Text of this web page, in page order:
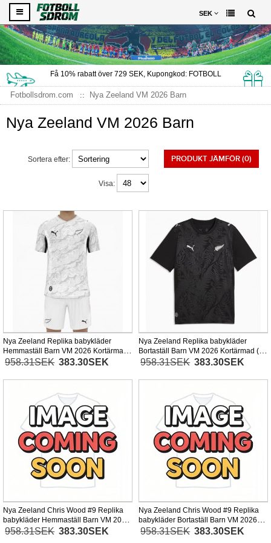
SEK
Få 10%rabatt över 729SEK, Kupongkod: FOTBOLL
Fotbollsdrom.com Nya Zeeland VM 2026 Barn
Nya Zeeland VM 2026 Barn
PRODUKT JÄMFÖR (0)
Sortera efter:
Visa:
Nya Zeeland Replika babykläder
Hemmaställ Barn VM 2026 Kortärmad
(+ korta byxor)
958.31SEK 383.30SEK
Nya Zeeland Replika babykläder
Bortaställ Barn VM 2026 Kortärmad (+
korta byxor)
958.31SEK 383.30SEK
Nya Zeeland Chris Wood #9 Replika
babykläder Hemmaställ Barn VM 2026
Kortärmad (+ korta byxor)
958.31SEK 383.30SEK
Nya Zeeland Chris Wood #9 Replika
babykläder Bortaställ Barn VM 2026
Kortärmad (+ korta byxor)
958.31SEK 383.30SEK